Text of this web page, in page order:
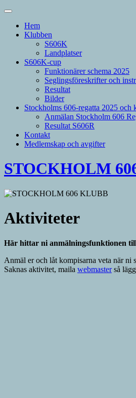
Hem
Klubben
S606K
Landplatser
S606K-cup
Funktionärer schema 2025
Seglingsföreskrifter och
Resultat
Bilder
Stockholms 606-regatta 2025 och
Anmälan Stockholm 606
Resultat S606R
Kontakt
Medlemskap och avgifter
STOCKHOLM
Aktiviteter
Här hittar ni anmälningsfunktionen
Anmäl er och låt kompisarna veta när ni
Saknas aktivitet, maila webmasterså